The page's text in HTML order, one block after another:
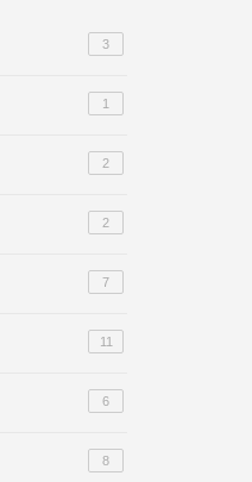
3
1
2
2
7
11
6
8